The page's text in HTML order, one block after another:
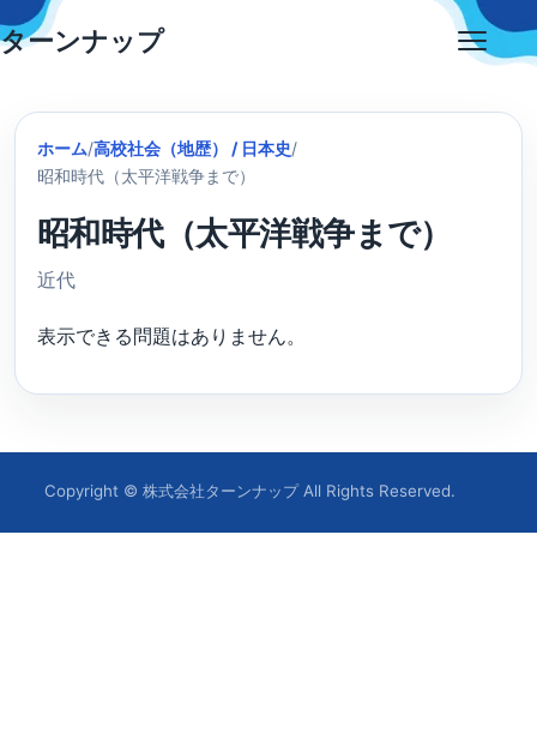
Skip
to
ターンナップ
ホーム/高校社会（地歴） / 日本史/
昭和時代（太平洋戦争まで）
昭和時代（太平洋戦争まで）
近代
表示できる問題はありません。
Copyright © 株式会社ターンナップ All Rights Reserved.